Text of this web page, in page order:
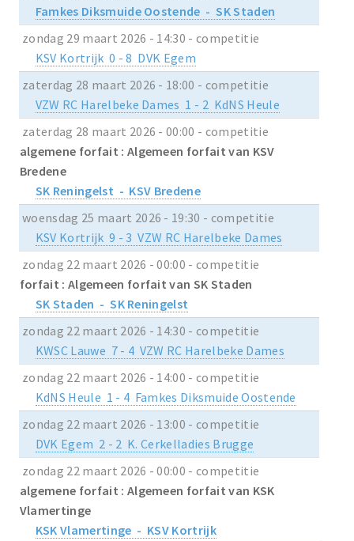
Famkes Diksmuide Oostende - SK Staden
zondag 29 maart 2026 - 14:30 - competitie
KSV Kortrijk 0 - 8 DVK Egem
zaterdag 28 maart 2026 - 18:00 - competitie
VZW RC Harelbeke Dames 1 - 2 KdNS Heule
zaterdag 28 maart 2026 - 00:00 - competitie
algemene forfait : Algemeen forfait van KSV
Bredene
SK Reningelst - KSV Bredene
woensdag 25 maart 2026 - 19:30 - competitie
KSV Kortrijk 9 - 3 VZW RC Harelbeke Dames
zondag 22 maart 2026 - 00:00 - competitie
forfait : Algemeen forfait van SK Staden
SK Staden - SK Reningelst
zondag 22 maart 2026 - 14:30 - competitie
KWSC Lauwe 7 - 4 VZW RC Harelbeke Dames
zondag 22 maart 2026 - 14:00 - competitie
KdNS Heule 1 - 4 Famkes Diksmuide Oostende
zondag 22 maart 2026 - 13:00 - competitie
DVK Egem 2 - 2 K. Cerkelladies Brugge
zondag 22 maart 2026 - 00:00 - competitie
algemene forfait : Algemeen forfait van KSK
Vlamertinge
KSK Vlamertinge - KSV Kortrijk